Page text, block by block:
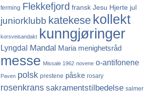
ferming Flekkefjord fransk Jesu Hjerte jul
juniorklubb katekese kollekt
korsveisandakt kunngjøringer
Lyngdal Mandal Maria menighetsråd
messe Missale 1962 novene o-antifonene
Paven polsk prestene påske rosary
rosenkrans sakramentstilbedelse salmer